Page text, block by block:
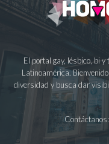
El portal gay, lésbico, bi
Latinoamérica.
diversidad y busca dar
Contáctanos: